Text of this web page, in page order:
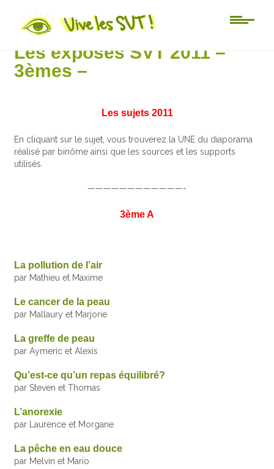
Au jour le jour
Les exposés SVT 2011 –
3èmes –
Les sujets 2011
En cliquant sur le sujet, vous trouverez la UNE du diaporama
réalisé par binôme ainsi que les sources et les supports
utilisés.
————————————-
3ème A
La pollution de l’air
par Mathieu et Maxime
Le cancer de la peau
par Mallaury et Marjorie
La greffe de peau
par Aymeric et Alexis
Qu’est-ce qu’un repas équilibré?
par Steven et Thomas
L’anorexie
par Laurence et Morgane
La pêche en eau douce
par Melvin et Mario